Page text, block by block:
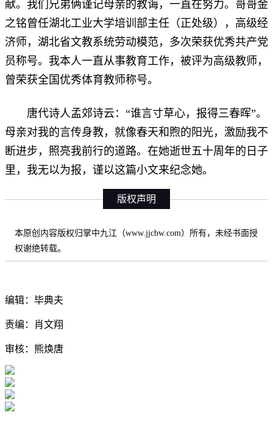
献。我们兄弟俩谨记母亲的教诲，一直在努力。哥哥金
之铭曾任湖北工业大学培训部主任（正处级），高级经
济师，湖北省文教系统劳动模范，多次荣获优秀共产党
员称号。我本人一直从事教育工作，被评为高级教师，
曾荣获全国优秀体育教师称号。
唐代诗人孟郊诗云：“谁言寸草心，报得三春晖”。
母亲对我的言传身教，就像春天和煦的阳光，激励我不
断进步，照亮我前行的道路。在她逝世五十周年的日子
里，我无以为报，谨以这篇小文来纪念她。
版权声明
本原创内容版权归掌中九江（www.jjcbw.com）所有，未经书面授
权谢绝转载。
编辑：毕典夫
责编：肖文翔
审核：熊焕唐